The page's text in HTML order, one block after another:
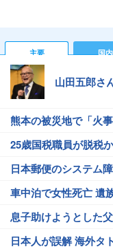
主要 国内
山田五郎さ
熊本の被災地で「火
25歳国税職員が脱税
日本郵便のシステム
車中泊で女性死亡 遺
息子助けようとした
日本人が誤解 海外タ